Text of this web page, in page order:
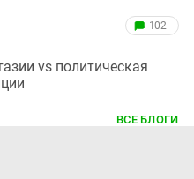
102
vs политическая
ВСЕ БЛОГИ